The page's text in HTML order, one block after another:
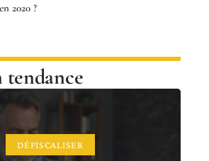
2020 ?
DÉFISCALISER